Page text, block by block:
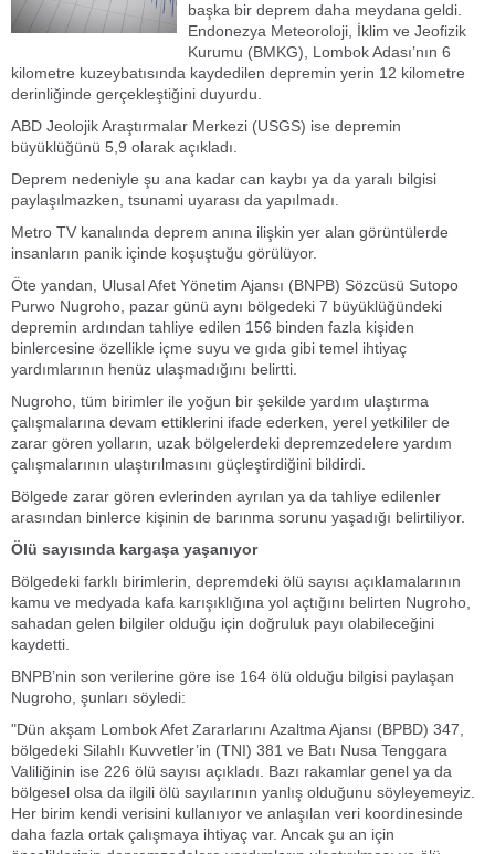
başka bir deprem daha meydana geldi.
Endonezya Meteoroloji, İklim ve Jeofizik
Kurumu (BMKG), Lombok Adası’nın 6
kilometre kuzeybatısında kaydedilen depremin yerin 12 kilometre
derinliğinde gerçekleştiğini duyurdu.
ABD Jeolojik Araştırmalar Merkezi (USGS) ise depremin
büyüklüğünü 5,9 olarak açıkladı.
Deprem nedeniyle şu ana kadar can kaybı ya da yaralı bilgisi
paylaşılmazken, tsunami uyarası da yapılmadı.
Metro TV kanalında deprem anına ilişkin yer alan görüntülerde
insanların panik içinde koşuştuğu görülüyor.
Öte yandan, Ulusal Afet Yönetim Ajansı (BNPB) Sözcüsü Sutopo
Purwo Nugroho, pazar günü aynı bölgedeki 7 büyüklüğündeki
depremin ardından tahliye edilen 156 binden fazla kişiden
binlercesine özellikle içme suyu ve gıda gibi temel ihtiyaç
yardımlarının henüz ulaşmadığını belirtti.
Nugroho, tüm birimler ile yoğun bir şekilde yardım ulaştırma
çalışmalarına devam ettiklerini ifade ederken, yerel yetkililer de
zarar gören yolların, uzak bölgelerdeki depremzedelere yardım
çalışmalarının ulaştırılmasını güçleştirdiğini bildirdi.
Bölgede zarar gören evlerinden ayrılan ya da tahliye edilenler
arasından binlerce kişinin de barınma sorunu yaşadığı belirtiliyor.
Ölü sayısında kargaşa yaşanıyor
Bölgedeki farklı birimlerin, depremdeki ölü sayısı açıklamalarının
kamu ve medyada kafa karışıklığına yol açtığını belirten Nugroho,
sahadan gelen bilgiler olduğu için doğruluk payı olabileceğini
kaydetti.
BNPB’nin son verilerine göre ise 164 ölü olduğu bilgisi paylaşan
Nugroho, şunları söyledi:
"Dün akşam Lombok Afet Zararlarını Azaltma Ajansı (BPBD) 347,
bölgedeki Silahlı Kuvvetler’in (TNI) 381 ve Batı Nusa Tenggara
Valiliğinin ise 226 ölü sayısı açıkladı. Bazı rakamlar genel ya da
bölgesel olsa da ilgili ölü sayılarının yanlış olduğunu söyleyemeyiz.
Her birim kendi verisini kullanıyor ve anlaşılan veri koordinesinde
daha fazla ortak çalışmaya ihtiyaç var. Ancak şu an için